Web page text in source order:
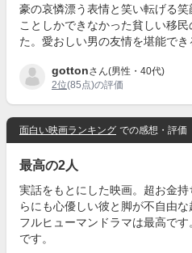
豪の哀憐漂う表情と笑い転げる
ことしかできなかった貧しい移
た。愛おしい男の友情を堪能でき
gottonさん(男性・40代)
2位(85点)の評価
面白い映画ランキング での感想・評価
最高の2人
実話をもとにした映画。超お金
らにも心優しい彼と脚が不自由
フルヒューマンドラマは最高で
です。